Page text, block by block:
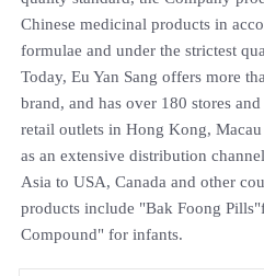
Chinese medicinal products in
formulae and under the strictest
Today, Eu Yan Sang offers more
brand, and has over 180 stores
retail outlets in Hong Kong,
as an extensive distribution
Asia to USA, Canada and other
products include "Bak Foong
Compound" for infants.